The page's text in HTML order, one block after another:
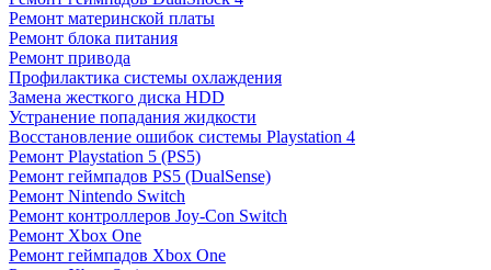
Ремонт материнской платы
Ремонт блока питания
Ремонт привода
Профилактика системы охлаждения
Замена жесткого диска HDD
Устранение попадания жидкости
Восстановление ошибок системы Playstation 4
Ремонт Playstation 5 (PS5)
Ремонт геймпадов PS5 (DualSense)
Ремонт Nintendo Switch
Ремонт контроллеров Joy-Con Switch
Ремонт Xbox One
Ремонт геймпадов Xbox One